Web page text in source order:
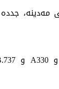
مه‌دینه‌،